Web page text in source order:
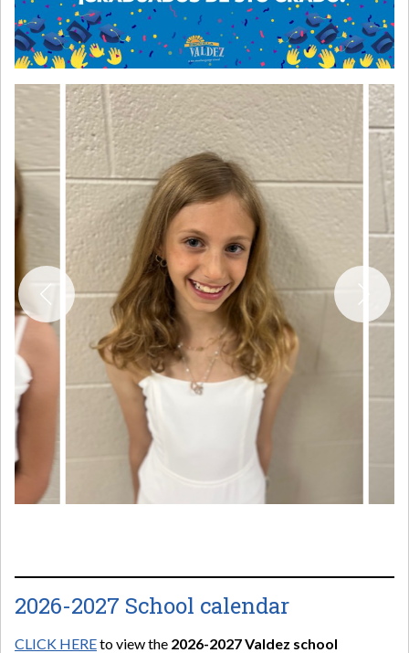
2026-2027 School calendar
CLICK HEREto view the 2026-2027 Valdez school